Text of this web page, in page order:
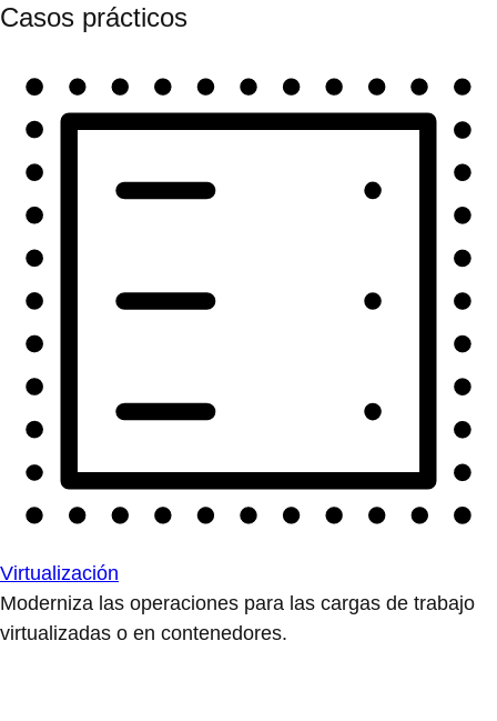
Casos prácticos
Virtualización
Moderniza las operaciones para las cargas de trabajo
virtualizadas o en contenedores.